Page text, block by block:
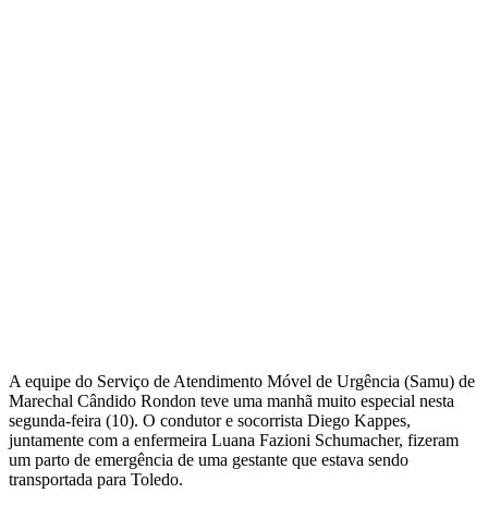
A equipe do Serviço de Atendimento Móvel de Urgência (Samu) de
Marechal Cândido Rondon teve uma manhã muito especial nesta
segunda-feira (10). O condutor e socorrista Diego Kappes,
juntamente com a enfermeira Luana Fazioni Schumacher, fizeram
um parto de emergência de uma gestante que estava sendo
transportada para Toledo.